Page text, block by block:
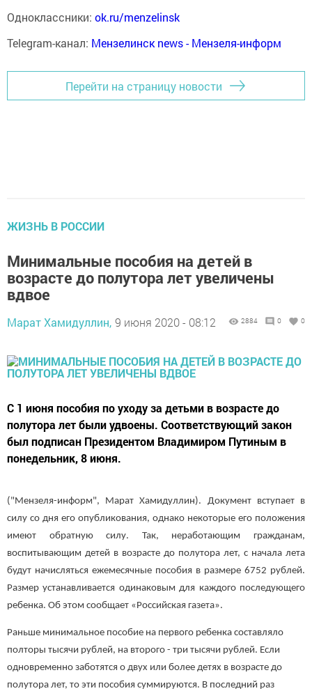
Одноклассники: ok.ru/menzelinsk
Telegram-канал: Мензелинск news - Мензеля-информ
Перейти на страницу новости
ЖИЗНЬ В РОССИИ
Минимальные пособия на детей в
возрасте до полутора лет увеличены
вдвое
Марат Хамидуллин, 9 июня 2020 - 08:12 2884 0 0
С 1 июня пособия по уходу за детьми в возрасте до
полутора лет были удвоены. Соответствующий закон
был подписан Президентом Владимиром Путиным в
понедельник, 8 июня.
("Мензеля-информ", Марат Хамидуллин). Документ вступает в
силу со дня его опубликования, однако некоторые его положения
имеют обратную силу. Так, неработающим гражданам,
воспитывающим детей в возрасте до полутора лет, с начала лета
будут начисляться ежемесячные пособия в размере 6752 рублей.
Размер устанавливается одинаковым для каждого последующего
ребенка. Об этом сообщает «Российская газета».
Раньше минимальное пособие на первого ребенка составляло
полторы тысячи рублей, на второго - три тысячи рублей. Если
одновременно заботятся о двух или более детях в возрасте до
полутора лет, то эти пособия суммируются. В последний раз